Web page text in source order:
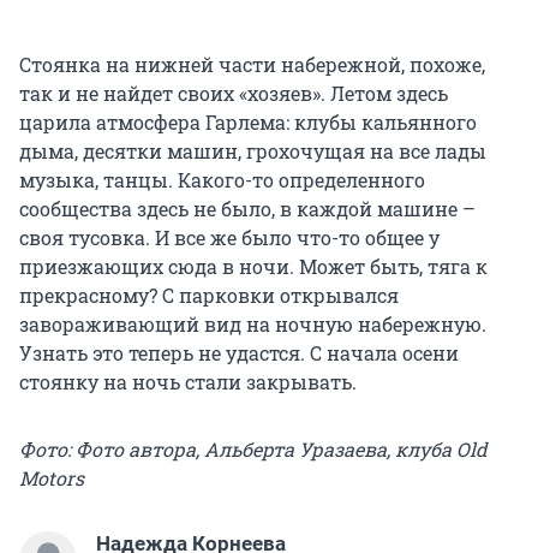
Стоянка на нижней части набережной, похоже,
так и не найдет своих «хозяев». Летом здесь
царила атмосфера Гарлема: клубы кальянного
дыма, десятки машин, грохочущая на все лады
музыка, танцы. Какого-то определенного
сообщества здесь не было, в каждой машине –
своя тусовка. И все же было что-то общее у
приезжающих сюда в ночи. Может быть, тяга к
прекрасному? С парковки открывался
завораживающий вид на ночную набережную.
Узнать это теперь не удастся. С начала осени
стоянку на ночь стали закрывать.
Фото: Фото автора, Альберта Уразаева, клуба Old
Motors
Надежда Корнеева